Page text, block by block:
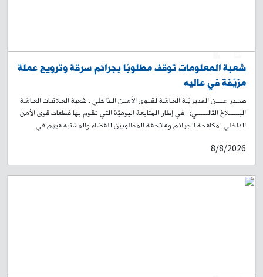
شعبة المعلومات توقف مطلوبًا بجرائم سرقة وترويج عملة
مزيّفة في عاليه
صــدر عــــن المديريّـة العـامّـة لقــوى الأمــن الـدّاخلي ـ شعبة العـلاقـات العـامّـة
البــــــلاغ التّالــــــي: في إطار المتابعة اليوميّة التي تقوم بها قطعات قوى الأمن
الداخلي لمكافحة الجرائم وملاحقة المطلوبين للقضاء والمشتبه فيهم في
القطعات المختصّة في شعبة المعلومات، تمكّنت من تحديد مكان وجود مطلوب
للقضاء بجرائم سرقة وترويج عملة مزيّفة، وذلك في محلّة البساتين – عاليه،
ويدعى: ط. ز. (مواليد 1984، لبناني) بحقّه 4 مذكّرات بجرائم سرقة وترويج
عملة مزيّفة. وبعد عملية رصدٍ ومراقبة دقيقة، تمكّنت إحدى دوريّات الشّعبة من
8/8/2026